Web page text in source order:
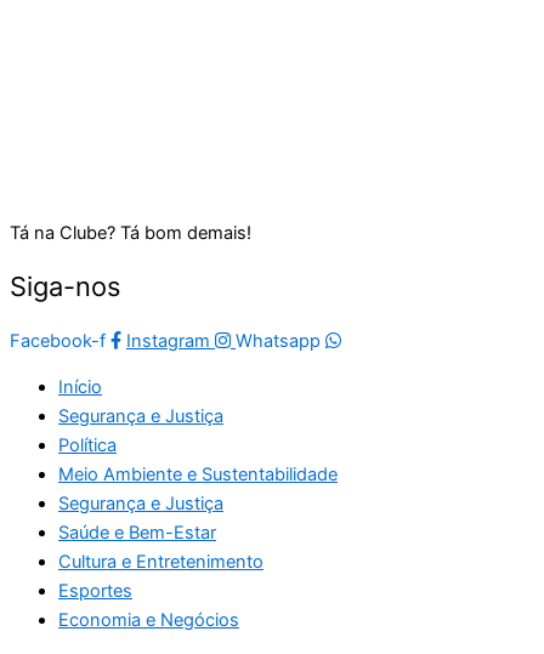
Tá na Clube? Tá bom demais!
Siga-nos
Facebook-f Instagram Whatsapp
Início
Segurança e Justiça
Política
Meio Ambiente e Sustentabilidade
Segurança e Justiça
Saúde e Bem-Estar
Cultura e Entretenimento
Esportes
Economia e Negócios